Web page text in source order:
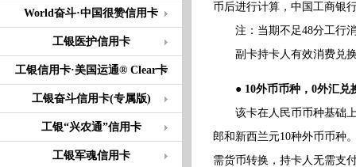
World奋斗·中国很赞信用卡
工银医护信用卡
工银信用卡·美国运通® Clear卡
工银奋斗信用卡(专属版)
工银“兴农通”信用卡
工银军魂信用卡
币后进行计算，中国工商银
注：当期不足48分工行消
副卡持卡人有效消费兑换
● 10外币币种，0外汇兑
该卡在人民币币种基础上
郎和新西兰元10种外币币种
需货币转换，持卡人无需支